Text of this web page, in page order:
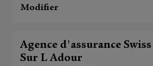
Modifier
Agence d'assurance
Sur L Adour